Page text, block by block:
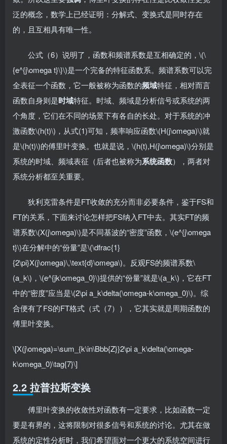
泛的概念，数学上已经证明：分解式、变换式是同时存在
的，且互相具有唯一性。
公式（6）说明了，函数和频谱系数是互相确定的，\(\
{e^{j\omega t}\}\)是一个完备的特征函数系。频谱系数可以完
全表征一个函数，它一般被称为函数的频域特征，相对而言
函数自身则是时域特征。时域、频域是分析信号或系统的两
个角度，它们在不同的场景下有各自的长处。对于系统的冲
激函数\(h(t)\)，从式(1)可知，频率响应函数\(H(j\omega)\)就
是\(h(t)\)的傅里叶变换。也就是说，\(h(t),H(j\omega)\)分别是
系统的时域、频域表征（后者也被称为系统函数），两者对
系统分析都至关重要。
狄利克雷条件是FT收敛的充分而非必要条件，鉴于FS和
FT的关系，下面来讨论怎样把FS纳入FT中去。其实FT的频
谱系数\(X(j\omega)\)是不同基波的“密度”函数，\(e^{j\omega
t}\)在分解中的“份量”是\(\dfrac{1}
{2\pi}X(j\omega)\,\text{d}\omega\)。反观FS的频谱系数\
(a_k\)，\(e^{jk\omega_0}\)提供的“份量”就是\(a_k\)，它在FT
中的“密度”应当是\(2\pi a_k\delta(\omega-k\omega_0)\)。综
合便有了FS的FT格式（式（7）），它其实就是周期函数的
傅里叶变换。
\[X(j\omega)=\sum_{k\in\Bbb{Z}}2\pi a_k\delta(\omega-
k\omega_0)\tag{7}\]
2.2 拉普拉斯变换
傅里叶变换的收敛性对函数有一定要求，比如函数一定
要是有界的，这将限制对很多信号和系统的讨论。尤其在做
系统的定性分析时，我们希望面对一个更大的系统空间进行